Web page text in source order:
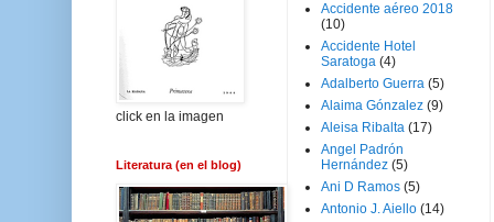
click en la imagen
Literatura (en el blog)
Accidente aéreo 2018
(10)
Accidente Hotel
Saratoga (4)
Adalberto Guerra (5)
Alaima Gónzalez (9)
Aleisa Ribalta (17)
Angel Padrón
Hernández (5)
Ani D Ramos (5)
Antonio J. Aiello (14)